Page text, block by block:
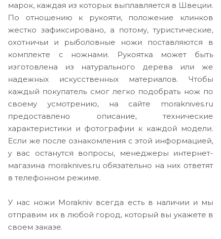
марок, каждая из которых выплавляется в Швеции.
По отношению к рукояти, положение клинков
жестко зафиксировано, а потому, туристические,
охотничьи и рыболовные ножи поставляются в
комплекте с ножнами. Рукоятка может быть
изготовлена из натурального дерева или же
надежных искусственных материалов. Чтобы
каждый покупатель смог легко подобрать нож по
своему усмотрению, на сайте moraknives.ru
предоставлено описание, технические
характеристики и фотографии к каждой модели.
Если же после ознакомления с этой информацией,
у вас останутся вопросы, менеджеры интернет-
магазина moraknives.ru обязательно на них ответят
в телефонном режиме.
У нас ножи Morakniv всегда есть в наличии и мы
отправим их в любой город, который вы укажете в
своем заказе.